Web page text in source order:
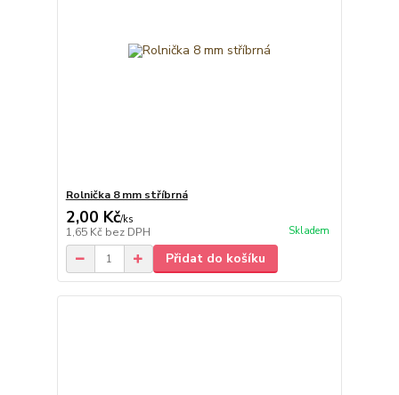
Rolnička 8 mm stříbrná
2,00 Kč/ks
1,65 Kč bez DPH Skladem
Přidat do košíku